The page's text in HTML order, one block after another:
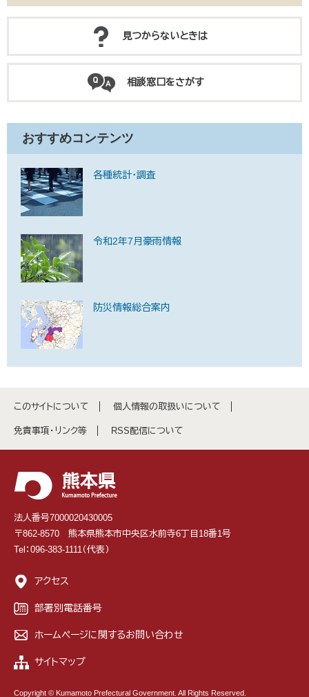
見つからないときは
相談窓口をさがす
おすすめコンテンツ
各種統計・調査
令和2年7月豪雨情報
防災情報総合案内
このサイトについて 個人情報の取扱いについて
免責事項・リンク等 RSS配信について
法人番号7000020430005
〒862-8570 熊本県熊本市中央区水前寺6丁目18番1号
Tel：096-383-1111（代表）
アクセス
部署別電話番号
ホームページに関するお問い合わせ
サイトマップ
Copyright © Kumamoto Prefectural Government. All Rights Reserved.